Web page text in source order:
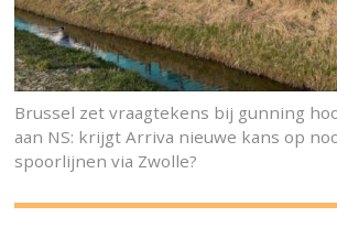
Brussel zet vraagtekens bij gunning
aan NS: krijgt Arriva nieuwe kans op
spoorlijnen via Zwolle?